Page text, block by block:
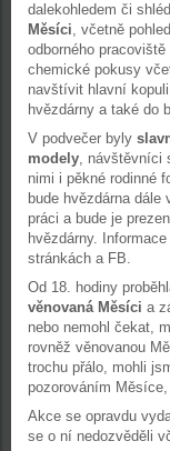
dalekohledem či
Měsíci, včetně
odborného
chemické pokusy
navštívit hlavní
hvězdárny a také do
V podvečer byly
modely, návštěvníci
nimi i pěkné rodinné
bude hvězdárna
práci a bude je
hvězdárny.
stránkách a FB.
Od 18. hodiny
věnovaná Měsíci a
nebo nemohl čekat,
rovněž věnovanou
trochu přálo, mohli
pozorováním
Akce se opravdu
se o ní nedozvěděli